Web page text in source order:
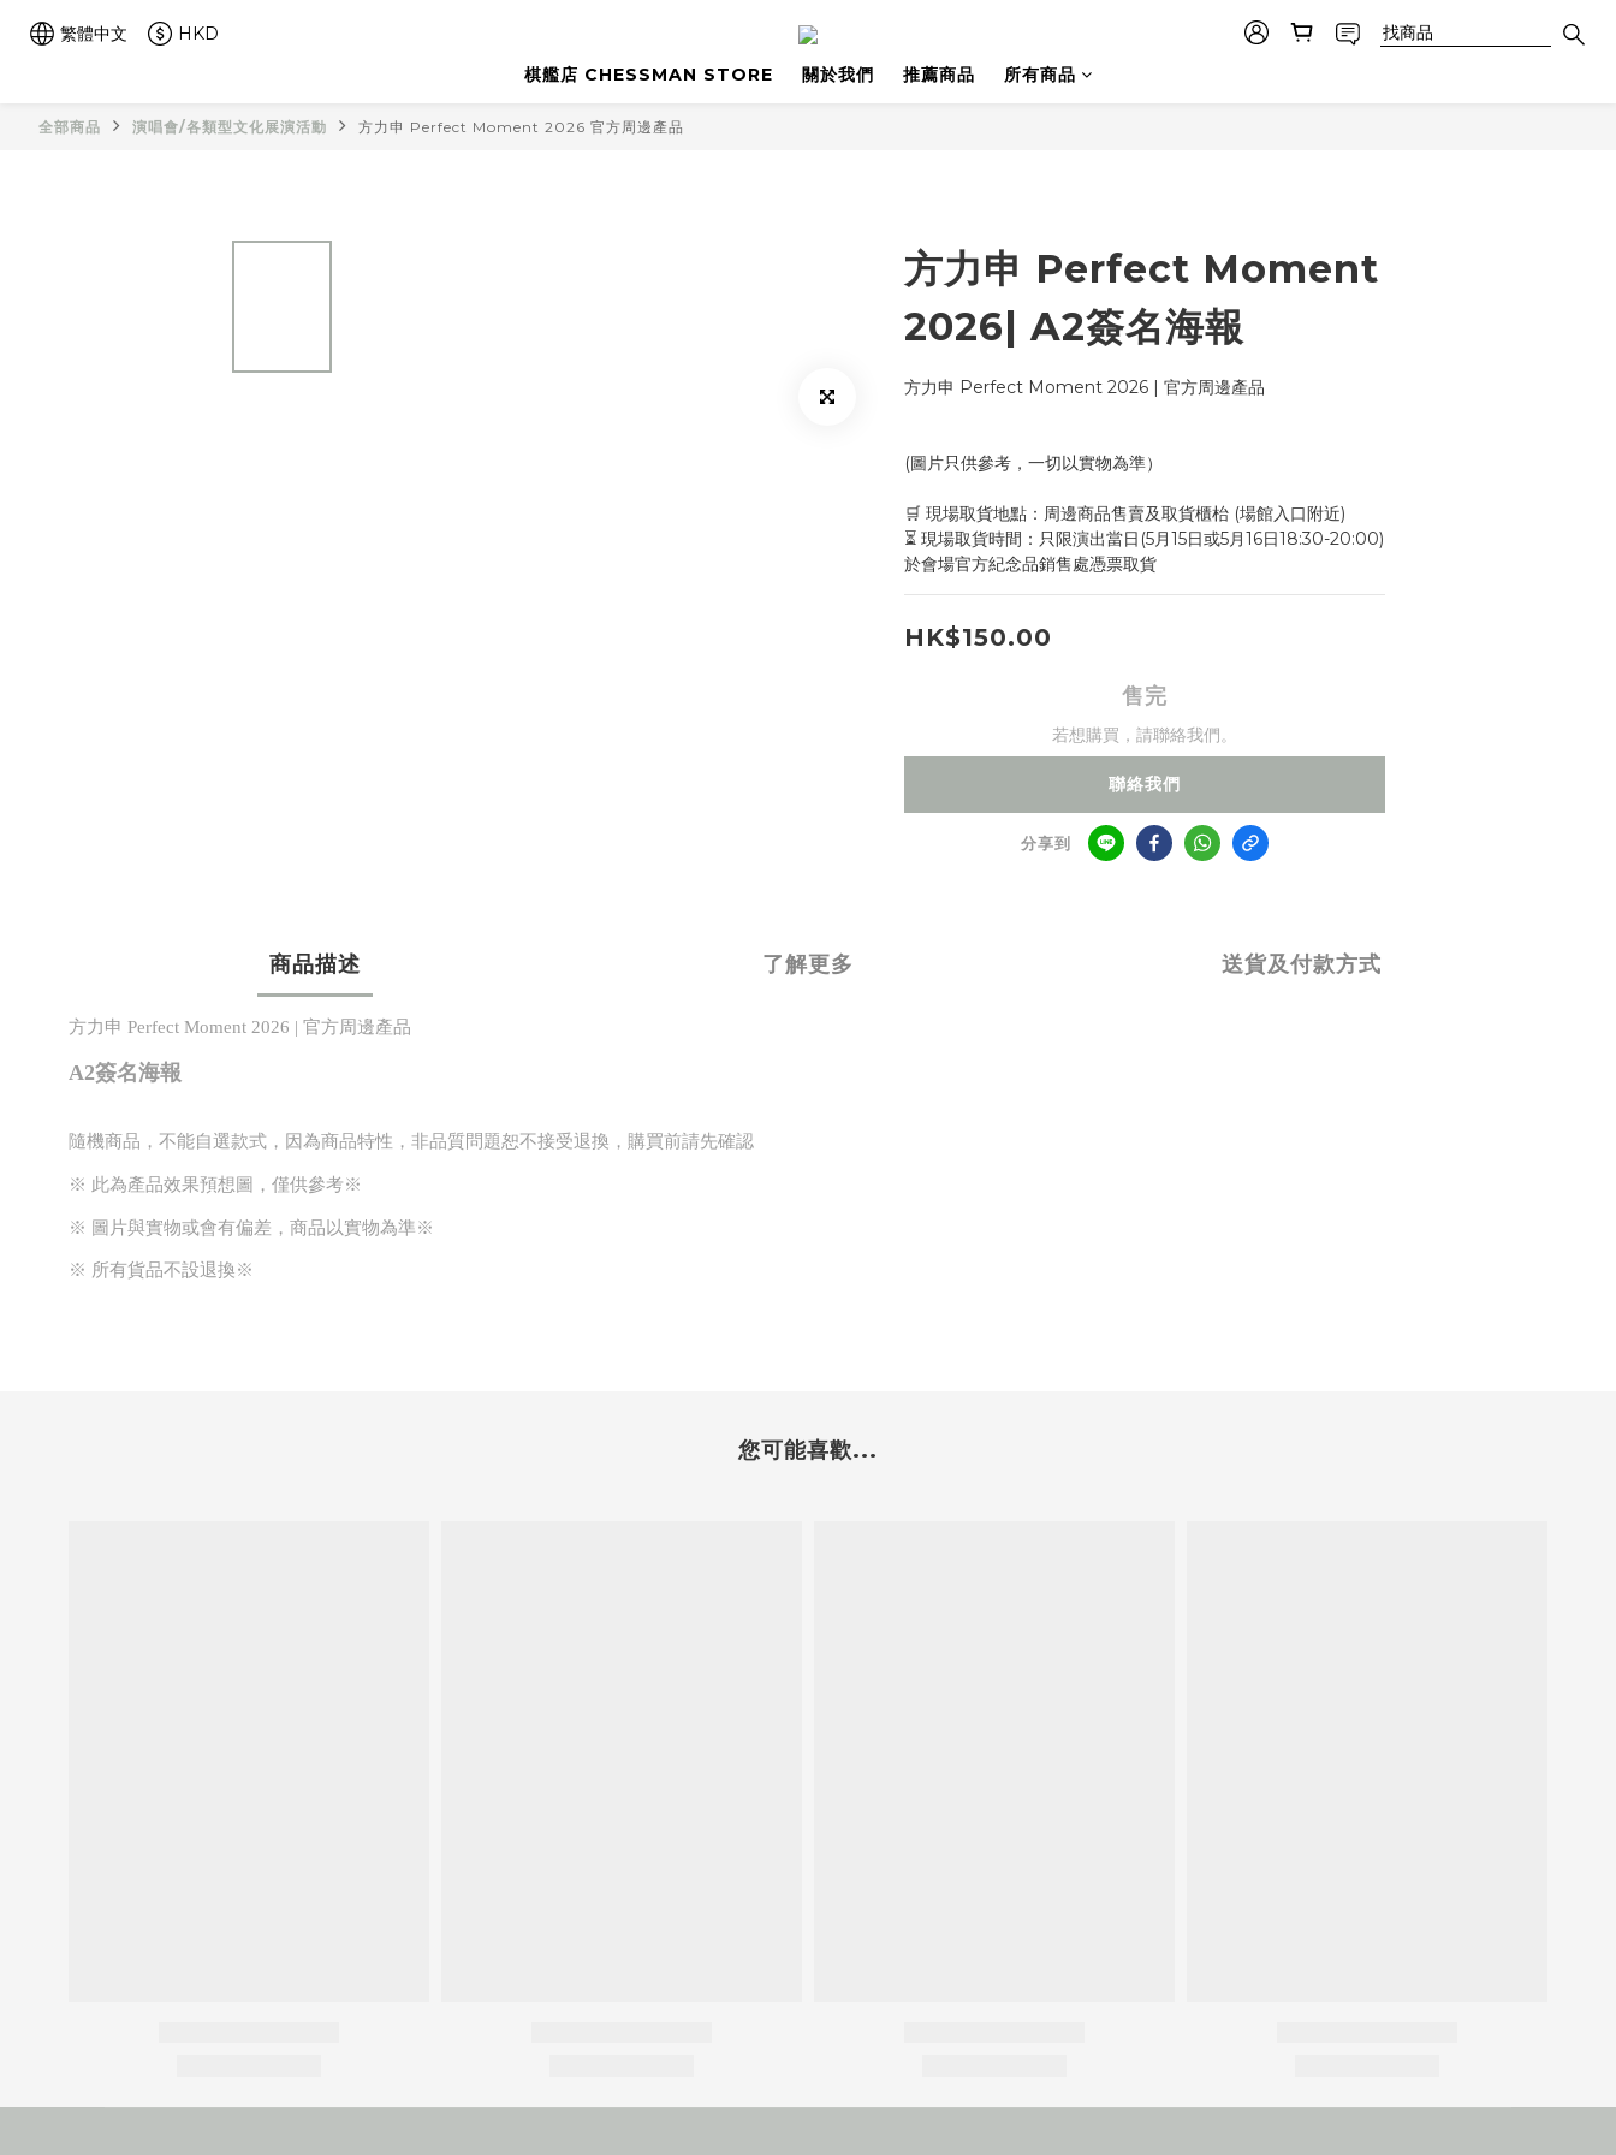
繁體中文
HKD
棋艦店 CHESSMAN STORE
關於我們 推薦商品 所有商品
全部商品 演唱會/各類型文化展演活動 方力申 Perfect Moment 2026 官方周邊產品
方力申 Perfect Moment
2026| A2簽名海報
方力申 Perfect Moment 2026 | 官方周邊產品
(圖片只供參考，一切以實物為準）
🛒 現場取貨地點：周邊商品售賣及取貨櫃枱 (場館入口附近)
⏳ 現場取貨時間：只限演出當日(5月15日或5月16日18:30-20:00)
於會場官方紀念品銷售處憑票取貨
HK$150.00
售完
若想購買，請聯絡我們。
聯絡我們
分享到
商品描述 了解更多 送貨及付款方式
方力申 Perfect Moment 2026 | 官方周邊產品
A2簽名海報
隨機商品，不能自選款式，因為商品特性，非品質問題恕不接受退換，購買前請先確認
※ 此為產品效果預想圖，僅供參考※
※ 圖片與實物或會有偏差，商品以實物為準※
※ 所有貨品不設退換※
您可能喜歡...